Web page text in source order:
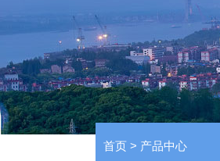
首页 > 产品中心